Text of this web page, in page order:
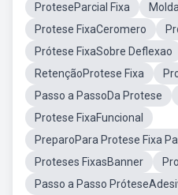
ProteseParcial Fixa
Protese FixaCeromero
Prótese FixaSobre Deflexao
RetençãoProtese Fixa
Passo a PassoDa Protese
Protese FixaFuncional
PreparoPara Protese Fixa
Proteses FixasBanner
Passo a Passo